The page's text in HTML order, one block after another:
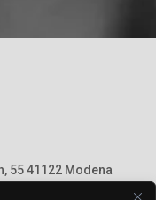
55 41122 Modena